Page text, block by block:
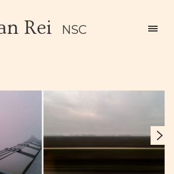
Rei NSC